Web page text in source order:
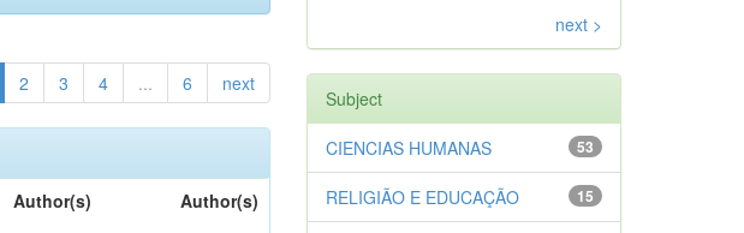
2 3 4 ... 6 next
Author(s) Author(s)
next >
Subject
53
CIENCIAS HUMANAS
15
RELIGIÃO E EDUCAÇÃO